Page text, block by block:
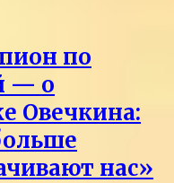
по
— о
Овечкина:
нас»